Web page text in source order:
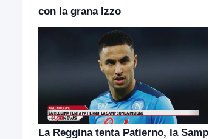
con la grana Izzo
La Reggina tenta Patierno, la Samp